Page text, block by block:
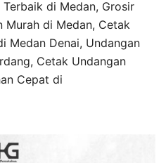
di Medan, Grosir
Murah di Medan, Cetak
Medan Denai, Undangan
Cetak Undangan
Cepat di